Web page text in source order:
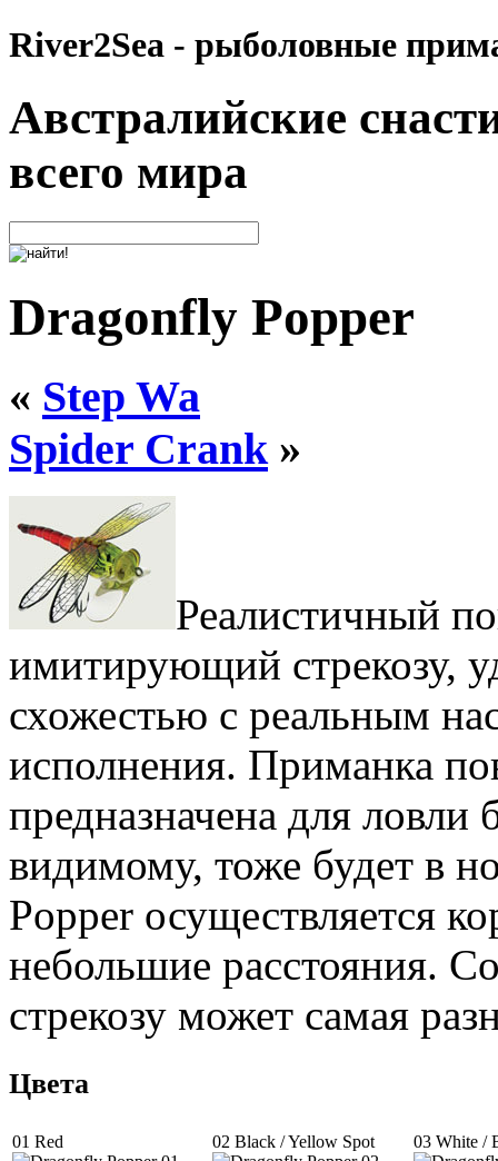
River2Sea - рыболовные
Австралийские
всего мира
Dragonfly Popper
« Step Wa
Spider Crank»
Реалистичный
имитирующий стрекозу,
схожестью с реальным
исполнения. Приманка
предназначена для ловли
видимому, тоже будет в
Popper осуществляется
небольшие расстояния.
стрекозу может самая
Цвета
01 Red 02 Black / Yellow Spot 03 White /